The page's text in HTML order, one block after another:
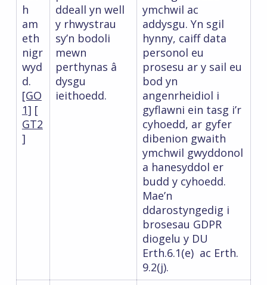
h
am
eth
nigr
wyd
d.
[GO
1] [
GT2
]
ddeall yn well
y rhwystrau
sy’n bodoli
mewn
perthynas â
dysgu
ieithoedd.
ymchwil ac
addysgu. Yn sgil
hynny, caiff data
personol eu
prosesu ar y sail eu
bod yn
angenrheidiol i
gyflawni ein tasg i’r
cyhoedd, ar gyfer
dibenion gwaith
ymchwil gwyddonol
a hanesyddol er
budd y cyhoedd.
Mae’n
ddarostyngedig i
brosesau GDPR
diogelu y DU
Erth.6.1(e) ac Erth.
9.2(j).